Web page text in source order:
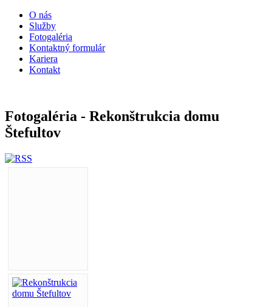
O nás
Služby
Fotogaléria
Kontaktný formulár
Kariera
Kontakt
Fotogaléria - Rekonštrukcia domu
Štefultov